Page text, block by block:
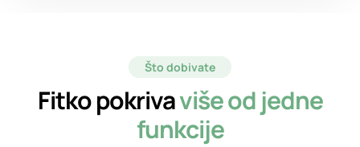
Što dobivate
Fitko pokrivaviše od jedne
funkcije